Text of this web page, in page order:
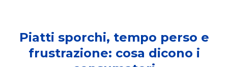
Piatti sporchi, tempo perso e
frustrazione: cosa dicono i